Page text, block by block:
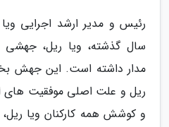
رئیس و مدیر ارشد اجرایی
سال گذشته، ویا ریل،
مدار داشته است. این جهش
ریل و علت اصلی موفقیت های
و کوشش همه کارکنان ویا